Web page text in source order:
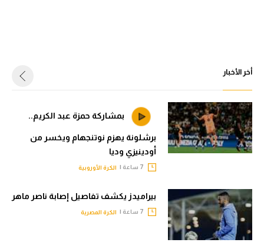
أخر الأخبار
بمشاركة حمزة عبد الكريم..
برشلونة يهزم نوتنجهام ويخسر من
أودينيزي وديا
الكرة الأوروبية
بيراميدز يكشف تفاصيل إصابة ناصر ماهر
الكرة المصرية